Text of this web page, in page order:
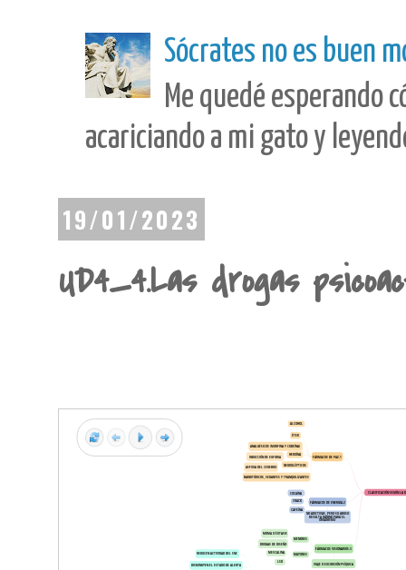
Sócrates no es buen
Me quedé esperando
acariciando a mi gato y
19/01/2023
UD4_4.Las drogas